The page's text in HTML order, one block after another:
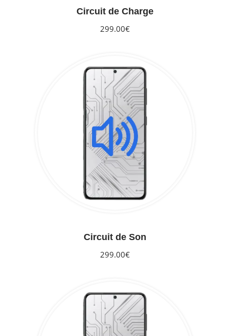
Circuit de Charge
299.00€
Circuit de Son
299.00€